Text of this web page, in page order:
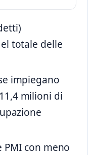
totale delle
impiegano
milioni di
con meno